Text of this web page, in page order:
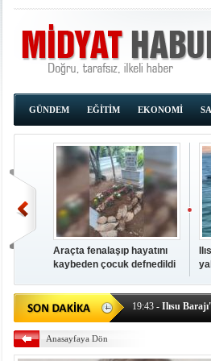
GÜNDEM
EĞİTİM EKONOMİ
Araçta fenalaşıp hayatını
kaybeden çocuk defnedildi
-
19:43 - Ilısu
19:42- Hacıoğlu:
19:08- HÜDA
Anasayfaya Dön